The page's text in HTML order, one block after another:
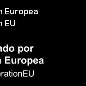
Europea
EU